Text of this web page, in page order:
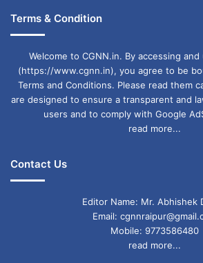
Terms & Condition
Welcome to CGNN.in. By accessing
(https://www.cgnn.in), you agree to be
Terms and Conditions. Please read them
are designed to ensure a transparent and
users and to comply with Google
read more...
Contact Us
Editor Name: Mr. Abhishek
Email:
Mobile: 9773586480
read more...